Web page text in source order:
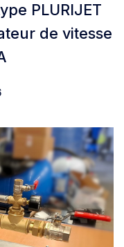
PLURIJET
de vitesse